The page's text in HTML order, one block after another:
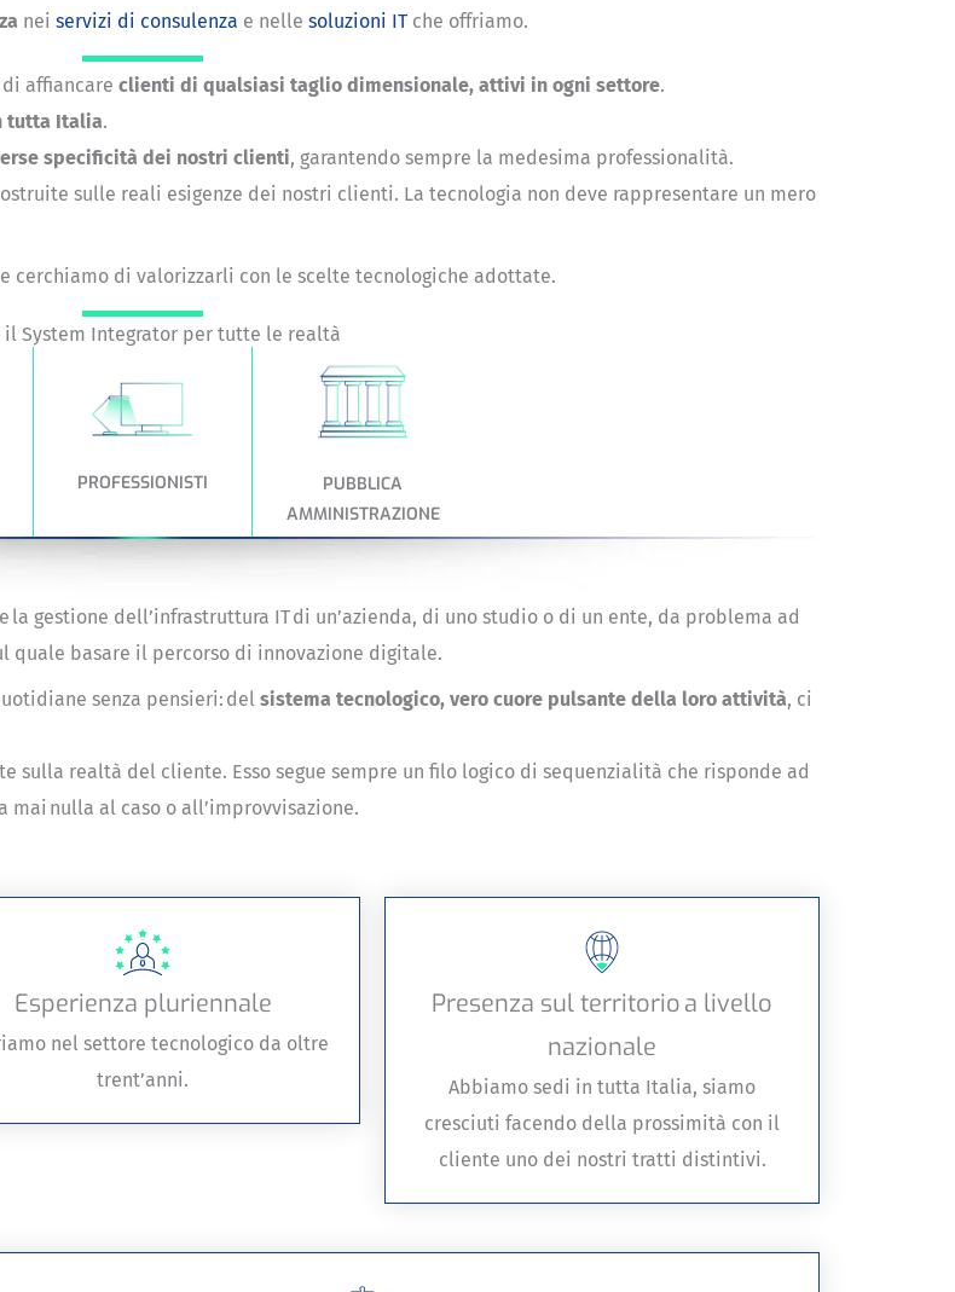
nei servizi di consulenza e nelle soluzioni IT che offriamo.
affiancare clienti di qualsiasi taglio dimensionale, attivi in ogni settore.
tutta Italia.
specificità dei nostri clienti, garantendo sempre la medesima professionalità.
sulle reali esigenze dei nostri clienti. La tecnologia non deve rappresentare un mero
e cerchiamo di valorizzarli con le scelte tecnologiche adottate.
il System Integrator per tutte le realtà
PROFESSIONISTI
PUBBLICA
AMMINISTRAZIONE
gestione dell’infrastruttura IT di un’azienda, di uno studio o di un ente, da problema ad
quale basare il percorso di innovazione digitale.
senza pensieri: del sistema tecnologico, vero cuore pulsante della loro attività, ci
realtà del cliente. Esso segue sempre un filo logico di sequenzialità che risponde ad
nulla al caso o all’improvvisazione.
Esperienza pluriennale
nel settore tecnologico da oltre
trent’anni.
Presenza sul territorio a livello
nazionale
Abbiamo sedi in tutta Italia, siamo
cresciuti facendo della prossimità con il
cliente uno dei nostri tratti distintivi.